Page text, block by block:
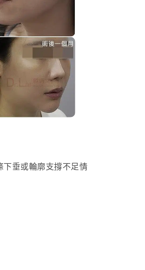
下垂或輪廓支撐不足情